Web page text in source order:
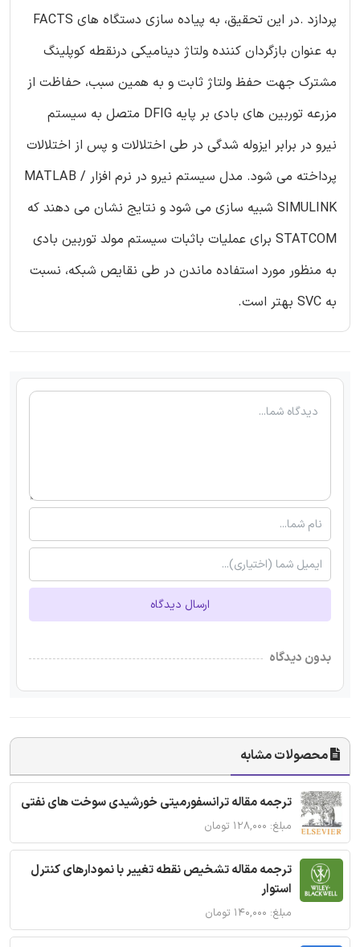
پردازد .در این تحقیق، به پیاده سازی دستگاه های FACTS
به عنوان بازگردان کننده ولتاژ دینامیکی درنقطه کوپلینگ
مشترک جهت حفظ ولتاژ ثابت و به همین سبب، حفاظت از
مزرعه توربین های بادی بر پایه DFIG متصل به سیستم
نیرو در برابر ایزوله شدگی در طی اختلالات و پس از اختلالات
پرداخته می شود. مدل سیستم نیرو در نرم افزار MATLAB /
SIMULINK شبیه سازی می شود و نتایج نشان می دهند که
STATCOM برای عملیات باثبات سیستم مولد توربین بادی
به منظور مورد استفاده ماندن در طی نقایص شبکه، نسبت
به SVC بهتر است.
ارسال دیدگاه
بدون دیدگاه
محصولات مشابه
ترجمه مقاله ترانسفورمیتی خورشیدی سوخت های نفتی
مبلغ: ۱۲۸,۰۰۰ تومان
ترجمه مقاله تشخیص نقطه تغییر با نمودارهای کنترل
استوار
مبلغ: ۱۴۰,۰۰۰ تومان